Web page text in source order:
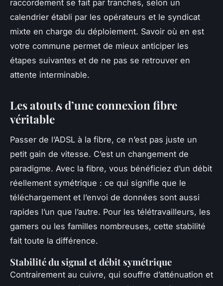
raccordement se fait par tranches, selon un
calendrier établi par les opérateurs et le syndicat
mixte en charge du déploiement. Savoir où en est
votre commune permet de mieux anticiper les
étapes suivantes et de ne pas se retrouver en
attente interminable.
Les atouts d’une connexion fibre
véritable
Passer de l’ADSL à la fibre, ce n’est pas juste un
petit gain de vitesse. C’est un changement de
paradigme. Avec la fibre, vous bénéficiez d’un débit
réellement symétrique : ce qui signifie que le
téléchargement et l’envoi de données sont aussi
rapides l’un que l’autre. Pour les télétravailleurs, les
gamers ou les familles nombreuses, cette stabilité
fait toute la différence.
Stabilité du signal et débit symétrique
Contrairement au cuivre, qui souffre d’atténuation et